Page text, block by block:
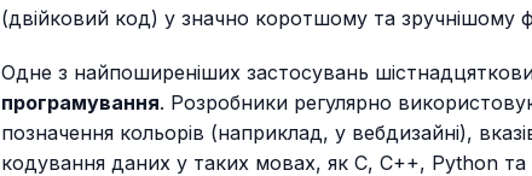
(двійковий код) у значно коротшому та зручнішому
Одне з найпоширеніших застосувань
програмування. Розробники регулярно
позначення кольорів (наприклад, у вебдизайні),
кодування даних у таких мовах, як C, C++, Python